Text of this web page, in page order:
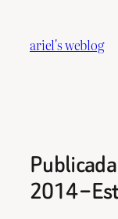
contenido
ariel's weblog
2014 –